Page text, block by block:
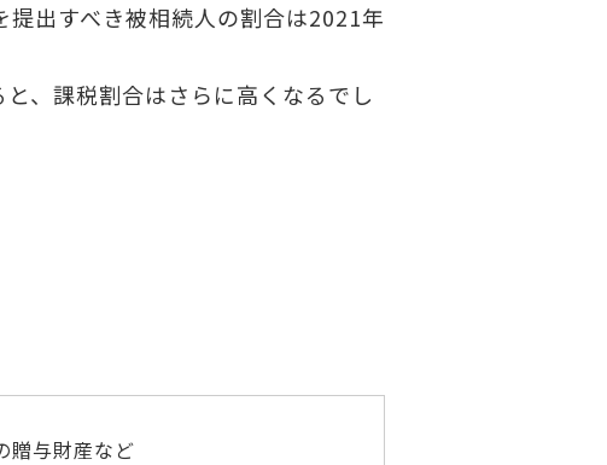
出すべき被相続人の割合は2021年
、課税割合はさらに高くなるでし
贈与財産など